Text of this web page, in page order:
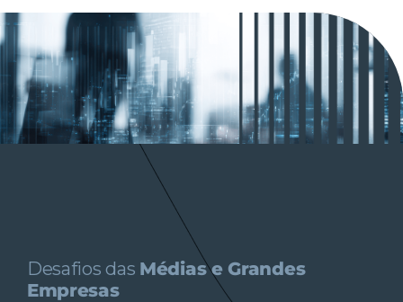
Desafios das Médias e Grandes
Empresas